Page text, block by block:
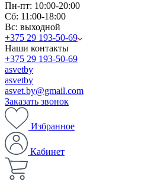
Пн-пт: 10:00-20:00
Сб: 11:00-18:00
Вс: выходной
+375 29 193-50-69
Наши контакты
+375 29 193-50-69
asvetby
asvetby
asvet.by@gmail.com
Заказать звонок
Избранное
Кабинет